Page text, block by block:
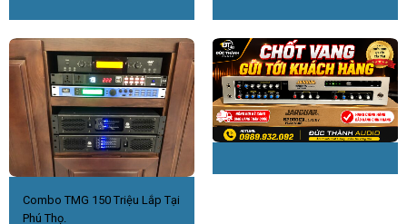
Combo TMG 150 Triệu Lắp Tại
Phú Thọ.